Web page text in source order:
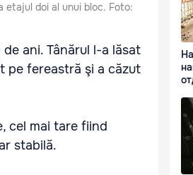
etajul doi al unui bloc. Foto:
ani. Tânărul l-a lăsat
pe fereastră şi a căzut
cel mai tare fiind
stabilă.